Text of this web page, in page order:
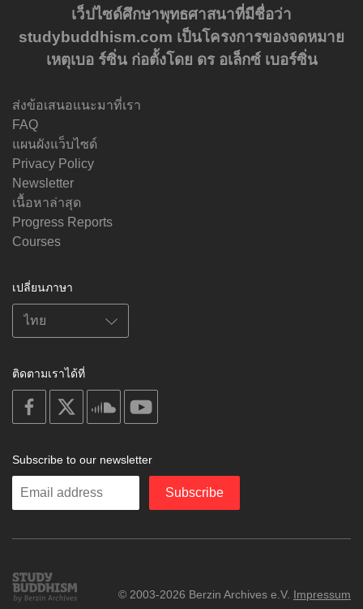
เว็ปไซด์ศึกษาพุทธศาสนาที่มีชื่อว่า
studybuddhism.com เป็นโครงการของจดหมาย
เหตุเบอ ร์ซิ่น ก่อตั้งโดย ดร อเล็กซ์ เบอร์ซิ่น
ส่งข้อเสนอแนะมาที่เรา
FAQ
แผนผังแว็บไซด์
Privacy Policy
Newsletter
เนื้อหาล่าสุด
Progress Reports
Courses
เปลี่ยนภาษา
ติดตามเราได้ที่
on
facebook
soundcloud
Subscribe to our newsletter
Enter
Subscribe
Study
Buddhism
© 2003-2026 Berzin Archives e.V. Impressum